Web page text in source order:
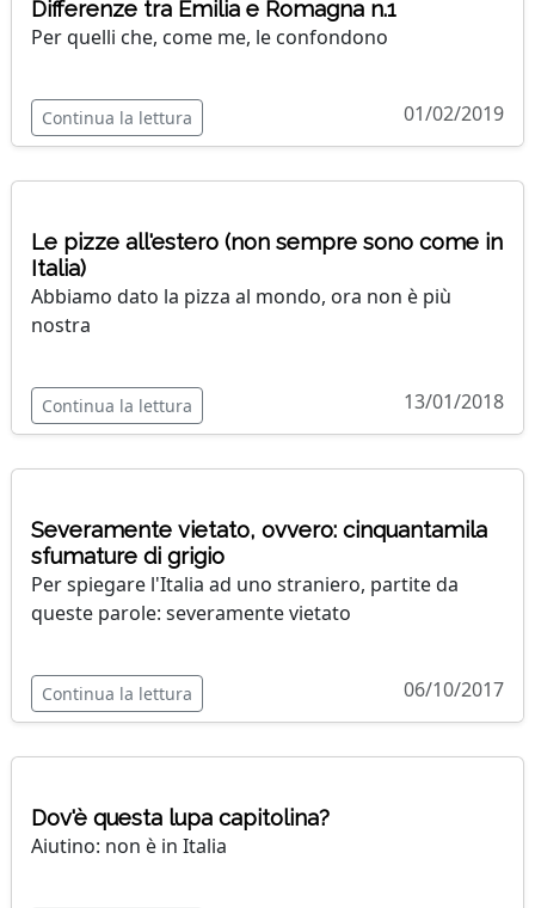
Differenze tra Emilia e Romagna n.1
Per quelli che, come me, le confondono
Continua la lettura 01/02/2019
Le pizze all'estero (non sempre sono come in
Italia)
Abbiamo dato la pizza al mondo, ora non è più
nostra
Continua la lettura 13/01/2018
Severamente vietato, ovvero: cinquantamila
sfumature di grigio
Per spiegare l'Italia ad uno straniero, partite da
queste parole: severamente vietato
Continua la lettura 06/10/2017
Dov'è questa lupa capitolina?
Aiutino: non è in Italia